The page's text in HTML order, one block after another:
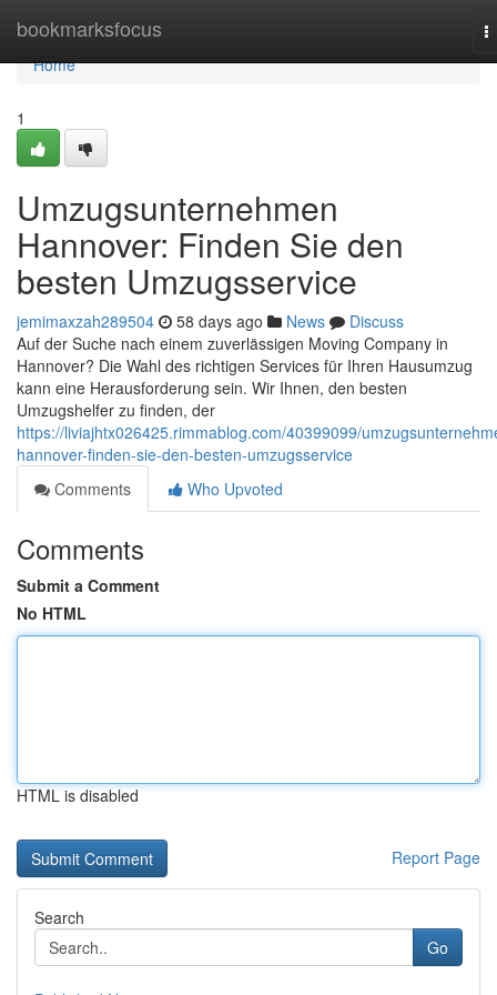
bookmarksfocus
Home
Home
1
Umzugsunternehmen
Hannover: Finden Sie den
besten Umzugsservice
jemimaxzah289504 58 days ago News
Discuss
Auf der Suche nach einem zuverlässigen Moving Company in
Hannover? Die Wahl des richtigen Services für Ihren Hausumzug
kann eine Herausforderung sein. Wir Ihnen, den besten
Umzugshelfer zu finden, der
https://liviajhtx026425.rimmablog.com/40399099/
hannover-finden-sie-den-besten-umzugsservice
Comments
Who Upvoted
Comments
Submit a Comment
No HTML
HTML is disabled
Report Page
Search
Go